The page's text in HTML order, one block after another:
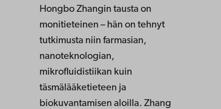
Hongbo Zhangin tausta on
monitieteinen – hän on tehnyt
tutkimusta niin farmasian,
nanoteknologian,
mikrofluidistiikan kuin
täsmälääketieteen ja
biokuvantamisen aloilla. Zhang